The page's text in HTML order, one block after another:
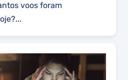
voos foram